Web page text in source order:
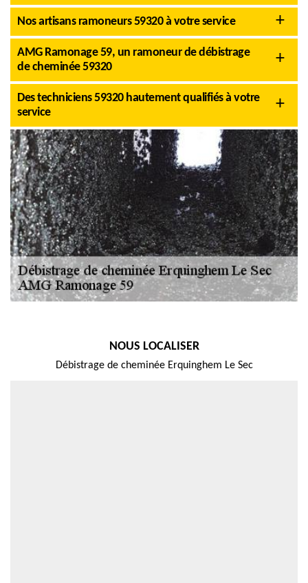
Nos artisans ramoneurs 59320 à votre service
AMG Ramonage 59, un ramoneur de débistrage
de cheminée 59320
Des techniciens 59320 hautement qualifiés à votre
service
NOUS LOCALISER
Débistrage de cheminée Erquinghem Le Sec